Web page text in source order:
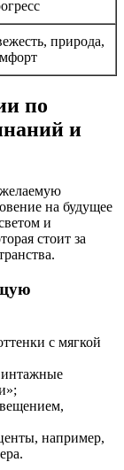
природа,
по
и
на будущее
и
стоит за
с мягкой
например,